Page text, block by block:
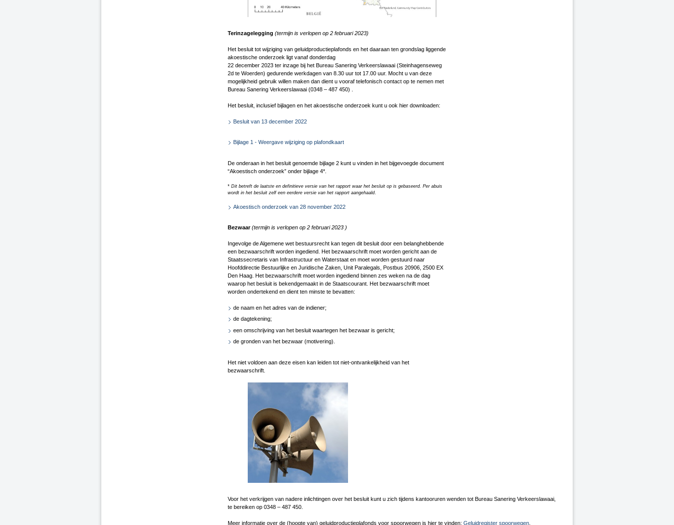
Terinzagelegging (termijn is verlopen op 2 februari 2023)
Het besluit tot wijziging van geluidproductieplafonds en het daaraan ten grondslag liggende
akoestische onderzoek ligt vanaf donderdag
22 december 2023 ter inzage bij het Bureau Sanering Verkeerslawaai (Steinhagenseweg
2d te Woerden) gedurende werkdagen van 8.30 uur tot 17.00 uur. Mocht u van deze
mogelijkheid gebruik willen maken dan dient u vooraf telefonisch contact op te nemen met
Bureau Sanering Verkeerslawaai (0348 – 487 450) .
Het besluit, inclusief bijlagen en het akoestische onderzoek kunt u ook hier downloaden:
Besluit van 13 december 2022
Bijlage 1 - Weergave wijziging op plafondkaart
De onderaan in het besluit genoemde bijlage 2 kunt u vinden in het bijgevoegde document
“Akoestisch onderzoek” onder bijlage 4*.
* Dit betreft de laatste en definitieve versie van het rapport waar het besluit op is gebaseerd. Per abuis
wordt in het besluit zelf een eerdere versie van het rapport aangehaald.
Akoestisch onderzoek van 28 november 2022
Bezwaar(termijn is verlopen op 2 februari 2023 )
Ingevolge de Algemene wet bestuursrecht kan tegen dit besluit door een belanghebbende
een bezwaarschrift worden ingediend. Het bezwaarschrift moet worden gericht aan de
Staatssecretaris van Infrastructuur en Waterstaat en moet worden gestuurd naar
Hoofddirectie Bestuurlijke en Juridische Zaken, Unit Paralegals, Postbus 20906, 2500 EX
Den Haag. Het bezwaarschrift moet worden ingediend binnen zes weken na de dag
waarop het besluit is bekendgemaakt in de Staatscourant. Het bezwaarschrift moet
worden ondertekend en dient ten minste te bevatten:
de naam en het adres van de indiener;
de dagtekening;
een omschrijving van het besluit waartegen het bezwaar is gericht;
de gronden van het bezwaar (motivering).
Het niet voldoen aan deze eisen kan leiden tot niet-ontvankelijkheid van het
bezwaarschrift.
Voor het verkrijgen van nadere inlichtingen over het besluit kunt u zich tijdens kantooruren wenden tot Bureau Sanering Verkeerslawaai,
te bereiken op 0348 – 487 450.
Meer informatie over de (hoogte van) geluidproductieplafonds voor spoorwegen is hier te vinden: Geluidregister spoorwegen